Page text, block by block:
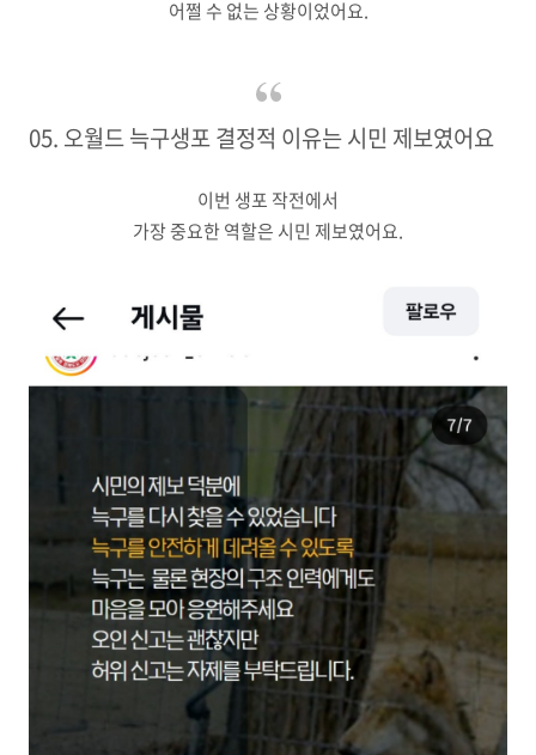
어쩔 수 없는 상황이었어요.
05. 오월드 늑구생포 결정적 이유는 시민 제보였어요
이번 생포 작전에서
가장 중요한 역할은 시민 제보였어요.